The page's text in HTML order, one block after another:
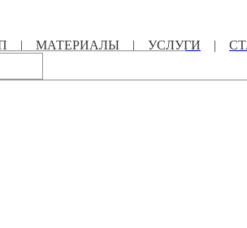
| МАТЕРИАЛЫ | УСЛУГИ |